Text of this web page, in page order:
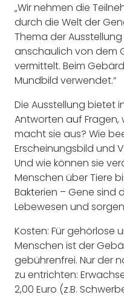
„Wir nehmen die
durch die Welt der
Thema der
anschaulich von dem
vermittelt. Beim
Mundbild verwendet.“
Die Ausstellung bietet
Antworten auf Fragen,
macht sie aus? Wie
Erscheinungsbild und
Und wie können sie
Menschen über Tiere
Bakterien – Gene sind
Lebewesen und
Kosten: Für gehörlose
Menschen ist der
gebührenfrei. Nur der
zu entrichten:
2,00 Euro (z.B.